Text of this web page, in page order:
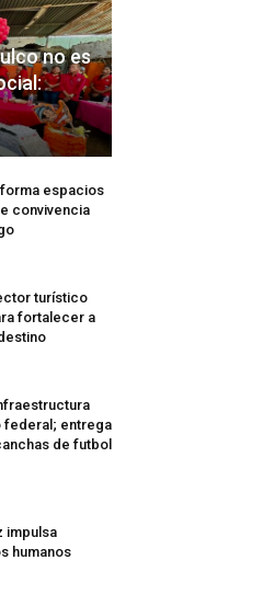
no es
espacios
convivencia
turístico
fortalecer a
federal; entrega
de futbol
impulsa
humanos